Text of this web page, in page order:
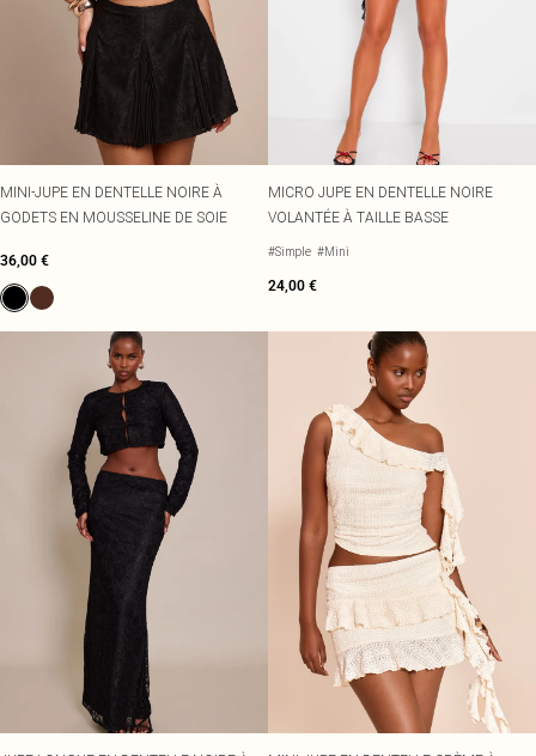
MINI-JUPE EN DENTELLE NOIRE À
GODETS EN MOUSSELINE DE SOIE
36,00 €
MICRO JUPE EN DENTELLE NOIRE
VOLANTÉE À TAILLE BASSE
#Simple #Mini
24,00 €